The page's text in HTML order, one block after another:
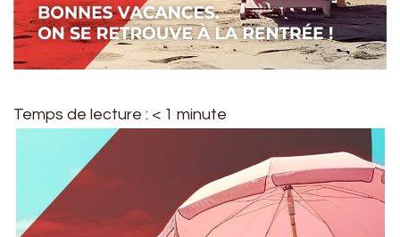
Temps de lecture : < 1 minute